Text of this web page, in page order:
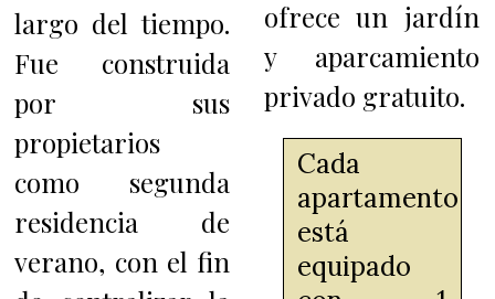
largo del tiempo.
Fue construida
por sus
propietarios
como segunda
residencia de
verano, con el fin
ofrece un jardín
y aparcamiento
privado gratuito.
Cada
apartamento
está
equipado